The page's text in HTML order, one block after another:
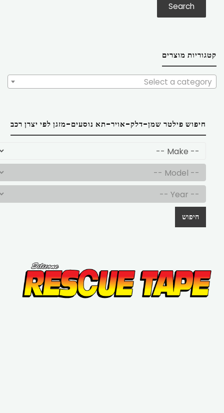
Search
קטגוריות מוצרים
Select a category
חיפוש פילטר שמן-דלק-אויר-תא נוסעים-מזגן לפי יצרן רכב
חיפוש